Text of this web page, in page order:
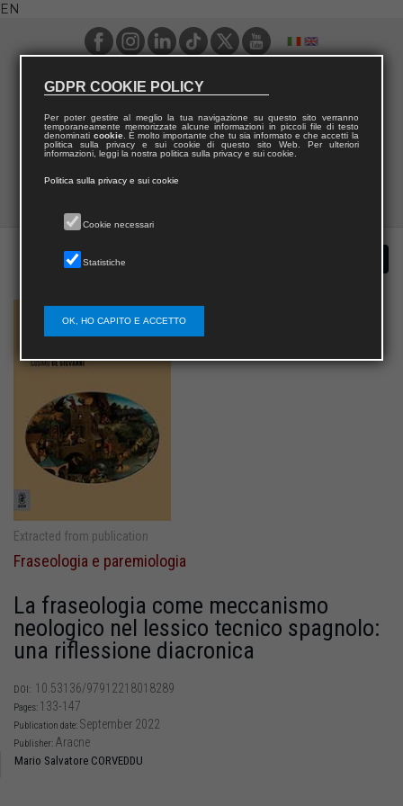
EN
Extracted from publication
Fraseologia e paremiologia
La fraseologia come meccanismo
neologico nel lessico tecnico spagnolo:
una riflessione diacronica
DOI: 10.53136/97912218018289
Pages: 133-147
Publication date: September 2022
Publisher: Aracne
Mario Salvatore CORVEDDU
GDPR COOKIE POLICY
Per poter gestire al meglio la tua navigazione su questo sito verranno
temporaneamente memorizzate alcune informazioni in piccoli file di testo
denominati cookie. È molto importante che tu sia informato e che accetti la
politica sulla privacy e sui cookie di questo sito Web. Per ulteriori
informazioni, leggi la nostra politica sulla privacy e sui cookie.
Politica sulla privacy e sui cookie
Cookie necessari
Statistiche
OK, HO CAPITO E ACCETTO